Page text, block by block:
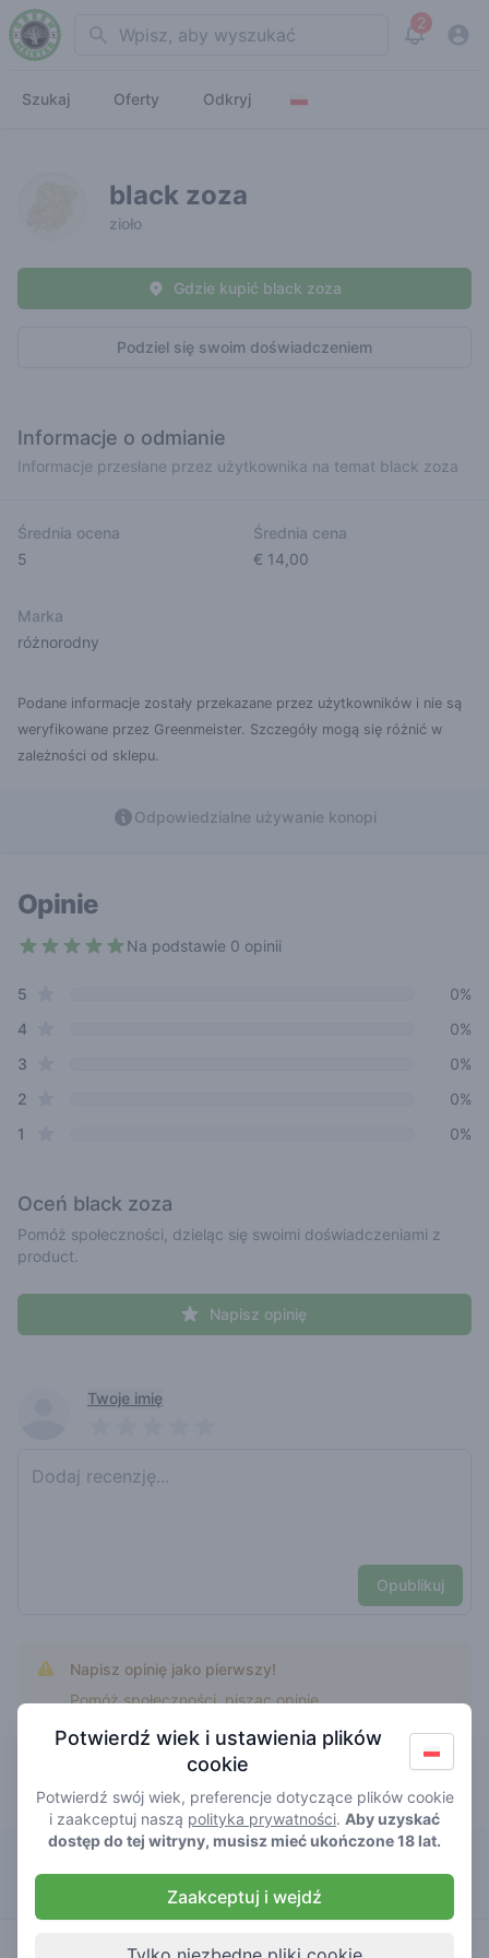
Search 2
View
Szukaj Oferty Odkryj
black zoza
zioło
Podziel się swoim doświadczeniem
Gdzie kupić black zoza
Informacje o odmianie
Informacje przesłane przez użytkownika na temat black zoza
Średnia ocena
5
Średnia cena
€ 14,00
Marka
różnorodny
Podane informacje zostały przekazane przez użytkowników i nie są
weryfikowane przez Greenmeister. Szczegóły mogą się różnić w
zależności od sklepu.
Odpowiedzialne używanie konopi
Opinie
Na podstawie 0 opinii
Review data
5
0%
4star reviews
0%
3
0%
2
0%
1
0%
Oceń black zoza
Pomóż społeczności, dzieląc się swoimi doświadczeniami z
product.
Napisz opinię
Recent reviews
Twoje imię
Opublikuj
Napisz opinię jako pierwszy!
Pomóż społeczności, pisząc opinię.
Najwyżej oceniane black zoza
Potwierdź wiek i ustawienia plików
cookie
Potwierdź swój wiek, preferencje dotyczące plików cookie
i zaakceptuj naszą polityka prywatności. Aby uzyskać
dostęp do tej witryny, musisz mieć ukończone 18 lat.
Zaakceptuj i wejdź